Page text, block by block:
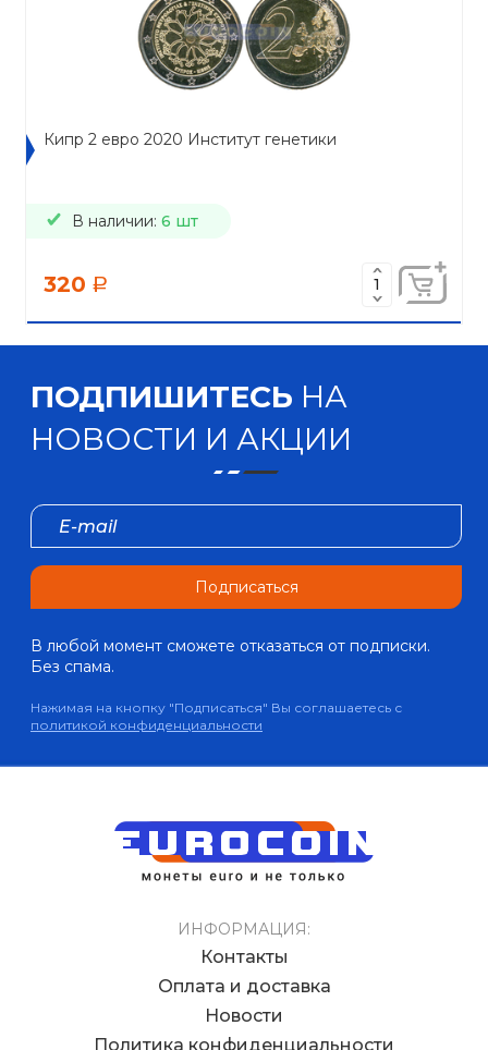
Кипр 2 евро 2020 Институт генетики
В наличии: 6 шт
320 a
ПОДПИШИТЕСЬ НА
НОВОСТИ И АКЦИИ
Подписаться
В любой момент сможете отказаться от подписки.
Без спама.
Нажимая на кнопку "Подписаться" Вы соглашаетесь с
политикой конфиденциальности
ИНФОРМАЦИЯ:
Контакты
Оплата и доставка
Новости
Политика конфиденциальности